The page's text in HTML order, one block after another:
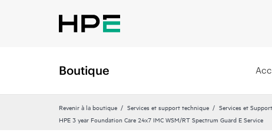
Boutique
Revenir à la boutique Services et support technique Services et Support
HPE 3 year Foundation Care 24x7 IMC WSM/RT Spectrum Guard E Service